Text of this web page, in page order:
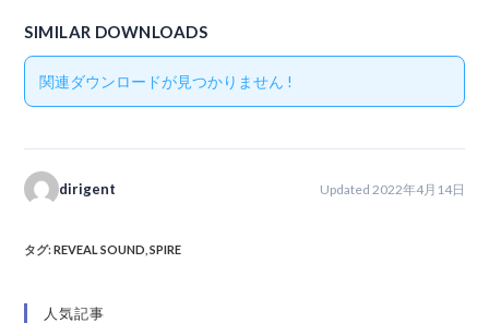
SIMILAR DOWNLOADS
関連ダウンロードが見つかりません !
dirigent Updated 2022年4月14日
タグ:REVEAL SOUND SPIRE
人気記事